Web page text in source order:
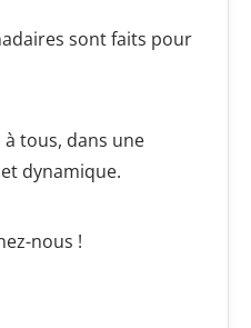
sont faits pour
à tous, dans une
dynamique.
nous !